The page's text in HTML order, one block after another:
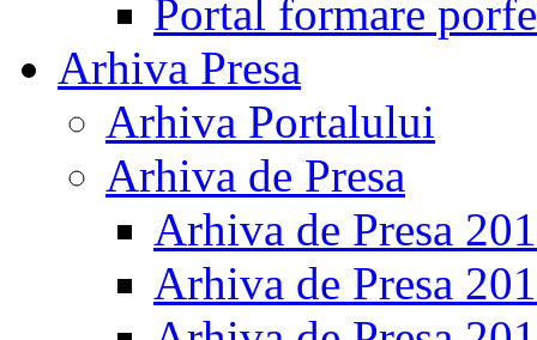
Portal formare
Arhiva Presa
Arhiva Portalului
Arhiva de Presa
Arhiva de Presa
Arhiva de Presa